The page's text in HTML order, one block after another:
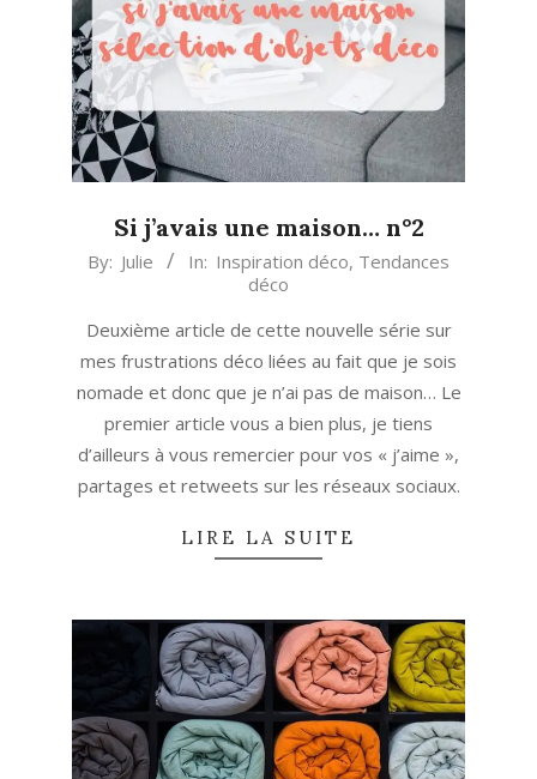
Si j’avais une maison… n°2
2017-
17
By: Julie In: Inspiration déco, Tendances
déco
Deuxième article de cette nouvelle série sur
mes frustrations déco liées au fait que je sois
nomade et donc que je n’ai pas de maison… Le
premier article vous a bien plus, je tiens
d’ailleurs à vous remercier pour vos « j’aime »,
partages et retweets sur les réseaux sociaux.
LIRE LA SUITE